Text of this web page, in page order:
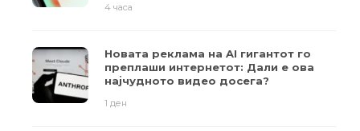
4 часа
Новата реклама на AI гигантот го
преплаши интернетот: Дали е ова
најчудното видео досега?
1 ден